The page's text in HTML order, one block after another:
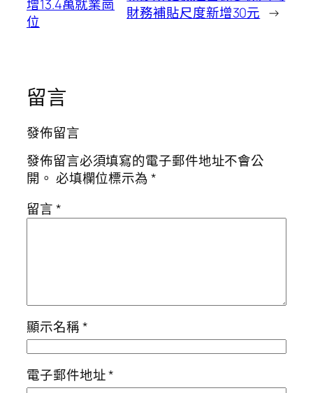
增13.4萬就業崗
位
財務補貼尺度新增30元 →
留言
發佈留言
發佈留言必須填寫的電子郵件地址不會公
開。 必填欄位標示為*
留言*
顯示名稱*
電子郵件地址*